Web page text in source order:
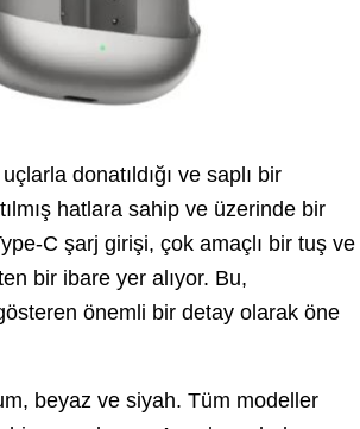
donatıldığı ve saplı bir
hatlara sahip ve üzerinde bir
C şarj girişi, çok amaçlı bir tuş ve
bir ibare yer alıyor. Bu,
önemli bir detay olarak öne
beyaz ve siyah. Tüm modeller